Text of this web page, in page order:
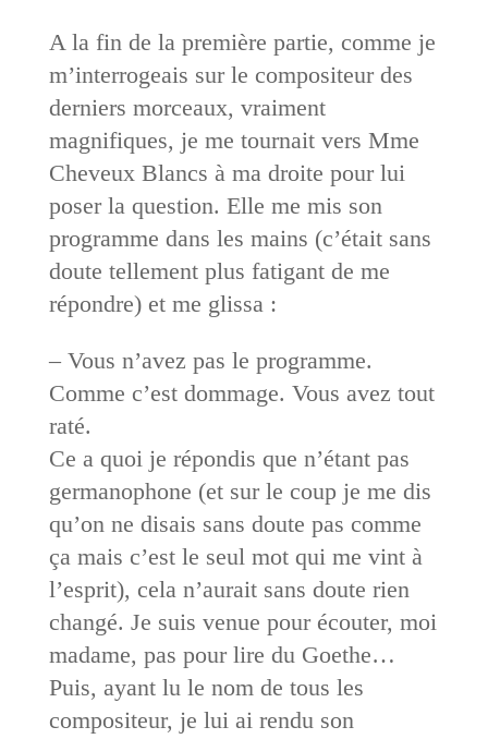
A la fin de la première partie, comme je
m’interrogeais sur le compositeur des
derniers morceaux, vraiment
magnifiques, je me tournait vers Mme
Cheveux Blancs à ma droite pour lui
poser la question. Elle me mis son
programme dans les mains (c’était sans
doute tellement plus fatigant de me
répondre) et me glissa :
– Vous n’avez pas le programme.
Comme c’est dommage. Vous avez tout
raté.
Ce a quoi je répondis que n’étant pas
germanophone (et sur le coup je me dis
qu’on ne disais sans doute pas comme
ça mais c’est le seul mot qui me vint à
l’esprit), cela n’aurait sans doute rien
changé. Je suis venue pour écouter, moi
madame, pas pour lire du Goethe…
Puis, ayant lu le nom de tous les
compositeur, je lui ai rendu son